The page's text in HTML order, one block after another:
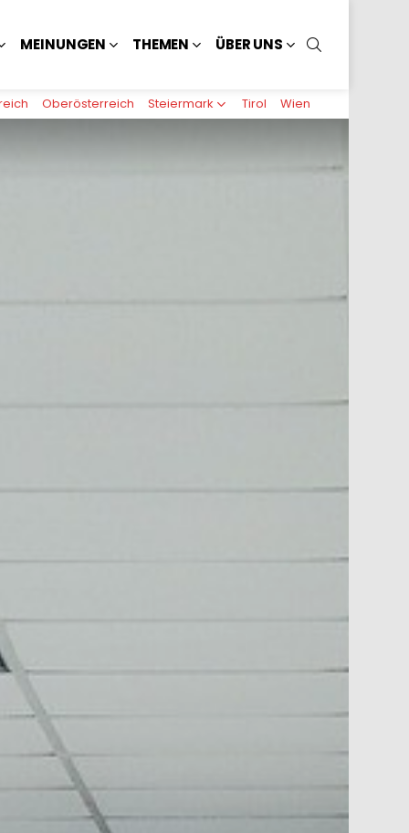
MEINUNGEN THEMEN ÜBER UNS
Oberösterreich Steiermark Tirol Wien